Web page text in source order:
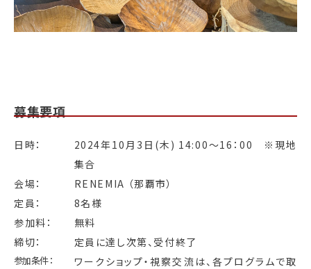
募集要項
日時：
2024年10月3日(木) 14:00〜16：00 ※現地
集合
会場：
RENEMIA （那覇市）
定員：
8名様
参加料：
無料
締切：
定員に達し次第、受付終了
参加条件：
ワークショップ・視察交流は、各プログラムで取